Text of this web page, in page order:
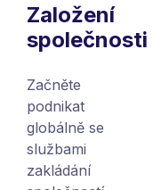
Založení
společnosti
Začněte
podnikat
globálně se
službami
zakládání